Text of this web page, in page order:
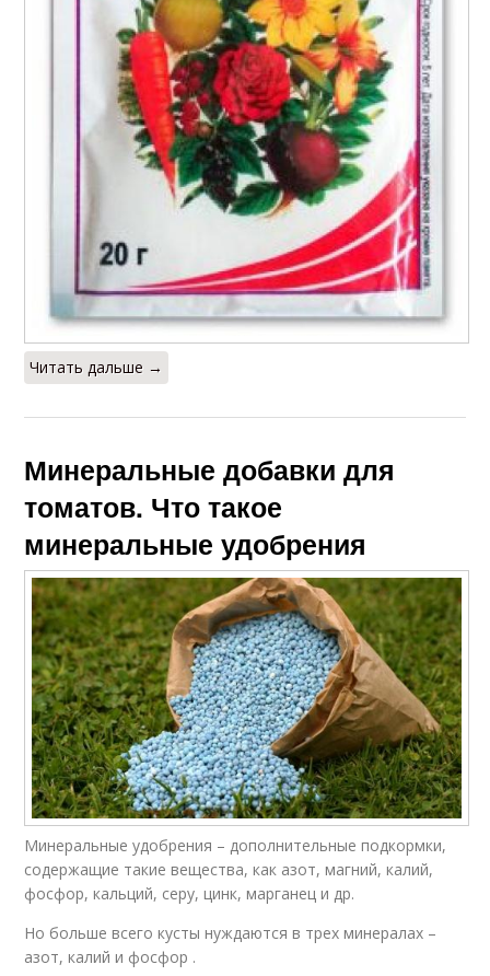
Читать дальше →
Минеральные добавки для
томатов. Что такое
минеральные удобрения
Минеральные удобрения – дополнительные подкормки,
содержащие такие вещества, как азот, магний, калий,
фосфор, кальций, серу, цинк, марганец и др.
Но больше всего кусты нуждаются в трех минералах –
азот, калий и фосфор .